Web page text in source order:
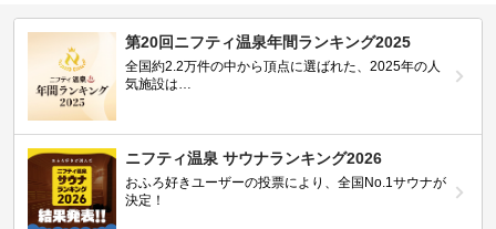
第20回ニフティ温泉年間ランキング2025
全国約2.2万件の中から頂点に選ばれた、2025年の人
気施設は…
ニフティ温泉 サウナランキング2026
おふろ好きユーザーの投票により、全国No.1サウナが
決定！